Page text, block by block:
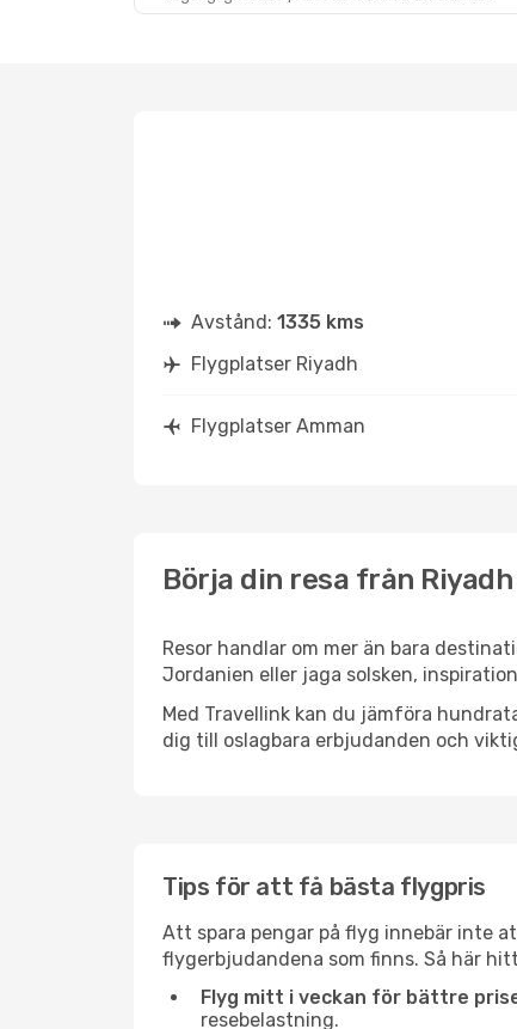
Avstånd: 1335 kms
Flygplatser Riyadh
Flygplatser Amman
Börja din resa från
Resor handlar om mer än bara
Jordanien eller jaga solsken,
Med Travellink kan du jämföra
dig till oslagbara erbjudanden och
Tips för att få bästa flygpris
Att spara pengar på flyg innebär inte
flygerbjudandena som finns. Så här
Flyg mitt i veckan för bättre
resebelastning.